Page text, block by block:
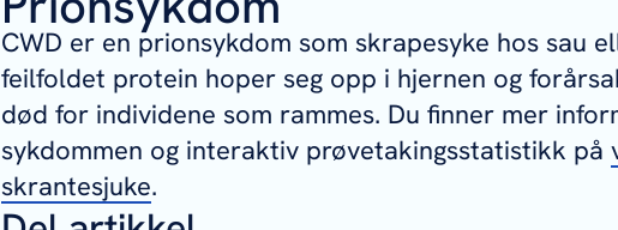
CWD er en prionsykdom som skrapesyke hos sau
feilfoldet protein hoper seg opp i hjernen og
død for individene som rammes. Du finner mer
sykdommen og interaktiv prøvetakingsstatistikk på
skrantesjuke.